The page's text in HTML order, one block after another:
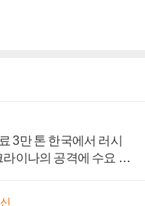
3만 톤 한국에서 러시
라이나의 공격에 수요 늘